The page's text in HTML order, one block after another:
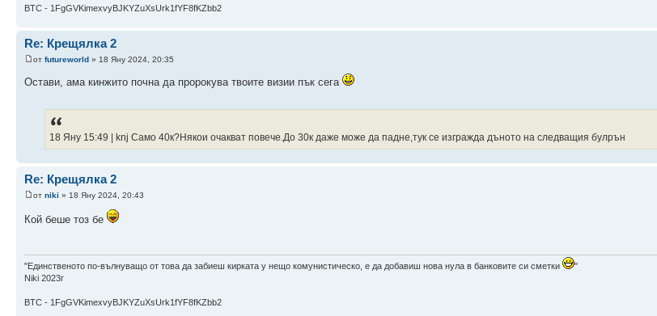
BTC - 1FgGVKimexvyBJKYZuXsUrk1fYF8fKZbb2
Re: Крещялка 2
от futureworld » 18 Яну 2024, 20:35
Остави, ама кинжито почна да пророкува твоите визии пък сега
18 Яну 15:49 | knj Само 40к?Някои очакват повече.До 30к даже може да падне,тук се изгражда дъното на следващия булрън
Re: Крещялка 2
от niki » 18 Яну 2024, 20:43
Кой беше тоз бе
"Единственото по-вълнуващо от това да забиеш кирката у нещо комунистическо, е да добавиш нова нула в банковите си сметки
"
Niki 2023г
BTC - 1FgGVKimexvyBJKYZuXsUrk1fYF8fKZbb2